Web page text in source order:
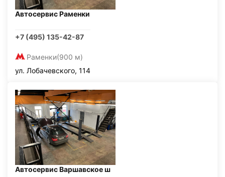
Автосервис Раменки
+7 (495) 135-42-87
Раменки(900 м)
ул. Лобачевского, 114
Автосервис Варшавское ш